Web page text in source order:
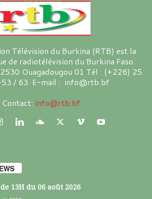
Télévision du Burkina (RTB) est la
de radiotélévision du Burkina Faso.
Ouagadougou 01 Tél : (+226) 25
/ 63 E-mail : info@rtb.bf
Contact: info@rtb.bf
de 13H du 06 août 2026